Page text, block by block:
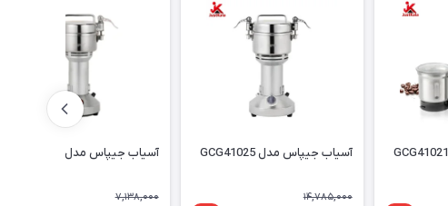
آسیاب جیپاس مدل GCG41025
14,785,000
آسیاب جیپاس مدل GCG41024
7,138,000